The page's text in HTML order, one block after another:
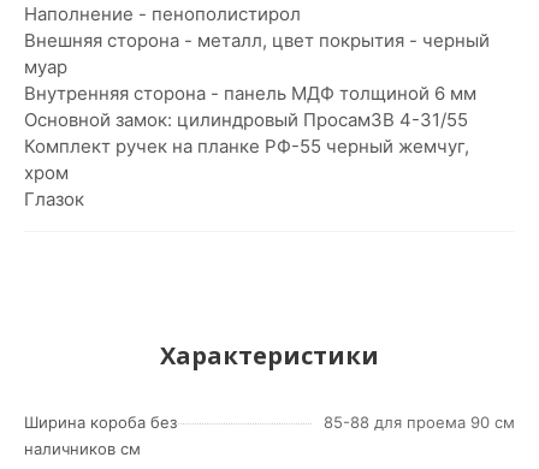
Наполнение - пенополистирол
Внешняя сторона - металл, цвет покрытия - черный
муар
Внутренняя сторона - панель МДФ толщиной 6 мм
Основной замок: цилиндровый ПросамЗВ 4-31/55
Комплект ручек на планке РФ-55 черный жемчуг,
хром
Глазок
Характеристики
Ширина короба без
наличников см
85-88 для проема 90 см